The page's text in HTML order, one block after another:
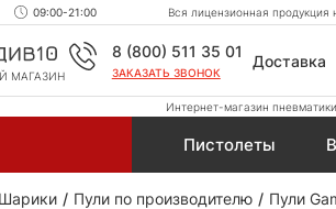
09:00-21:00 Вся лицензионная
МАГАЗИН
8 (800) 511 35 01
ЗАКАЗАТЬ ЗВОНОК
Доставка
Интернет-магазин
Пистолеты
Пули по производителю Пули